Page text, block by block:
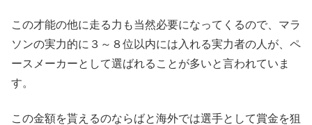
この才能の他に走る力も当然必要になってくるので、マラ
ソンの実力的に３～８位以内には入れる実力者の人が、ペ
ースメーカーとして選ばれることが多いと言われていま
す。
この金額を貰えるのならばと海外では選手として賞金を狙